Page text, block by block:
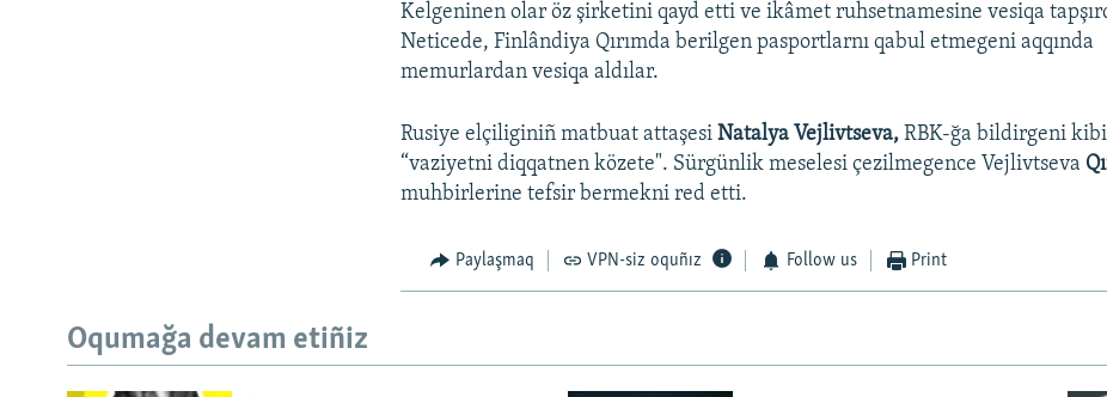
Kelgeninen olar öz şirketini qayd etti ve ikâmet ruhsetnamesine vesiqa
Neticede, Finlândiya Qırımda berilgen pasportlarnı qabul etmegeni aqqında
memurlardan vesiqa aldılar.
Rusiye elçiliginiñ matbuat attaşesiNatalya Vejlivtseva,RBK-ğa bildirgeni
“vaziyetni diqqatnen közete". Sürgünlik meselesi çezilmegence Vejlivtseva
muhbirlerine tefsir bermekni red etti.
Paylaşmaq VPN-siz oquñız Follow us Print
Oqumağa devam etiñiz